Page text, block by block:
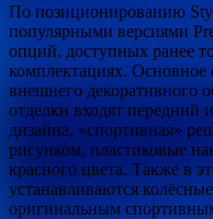
По позиционированию
популярными версиями
опций, доступных ранее
комплектациях.
внешнего декоративного
отделки входят передний
дизайна, «спортивная»
рисунком, пластиковые
красного цвета. Также в
устанавливаются
оригинальным